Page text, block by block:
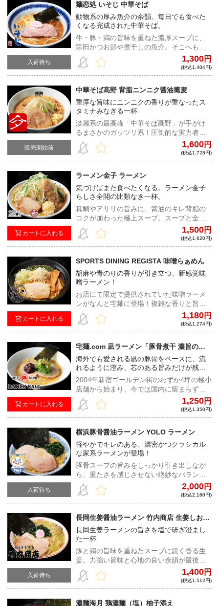
入荷待ち
麺恋処 いそじ 中華そば
動物系の厚み魚介の余韻。毎日でも食べた
くなる完成された中華そば。
牛・豚・鶏の旨味を重ねた濃厚スープに、
宗田かつお節や煮干しの魚介。そこへもち
もちの自家製麺が絡む、驚くほど飽きの来
ない一杯。
1,300円
(税込1,404円)
販売開始前
中華そば髙野 背脂ニンニク醤油蕎麦
重厚な旨味にニンニクの香りが重なったス
タミナみなぎる一杯
淡麗系の最高峰「中華そば髙野」が手がけ
るまさかのガッツリ系！圧倒的な実力者が
手掛けた迫力ある一杯は、ラーメン好きな
ら必食！
1,600円
(税込1,728円)
カートに入れる
ラーメン金子 ラーメン
気づけばまた食べたくなる。ラーメン金子
らしさ全開の比類なき一杯。
真鯛やアサリの旨みに、醤油のキレ背脂の
コクが加わった極上スープ。スープと全粒
粉入りのワシワシ縮れ麺が絡み合い、味・
ボリュームともに大満足必至！
1,500円
(税込1,620円)
カートに入れる
SPORTS DINING REGISTA 味噌らぁめん
胡麻や青のりの香りが引き立つ、新感覚味
噌ラーメン！
お店にて限定で提供されていた味噌ラーメ
ンがなんと宅麺に登場！複雑な香りと旨み
がきっとあなたを魅了する！REGISTAなら
ではの極上の味わいをご堪能あれ！
1,180円
(税込1,274円)
カートに入れる
宅麺.com 凪ラーメン「豚骨煮干 濃旨の
雫」
海外でも愛される凪の豚骨をベースに、流
れるように澄み、芯のある旨みだけが残る
一杯。
2004年新宿ゴールデン街のわずか4坪の極小
店舗から始まり、今では国内に留まらず、
海外50店舗以上を経営するほどの規模へ成
長。ラーメン業界で押しも押されぬ人気と
知名度を誇る『ラーメン凪』が監修し、ア
『凪ラーメン「豚骨煮干 濃旨の雫」』をイ
ラストカード付きでお届け！
1,250円
(税込1,350円)
入荷待ち
横浜豚骨醤油ラーメン YOLO ラーメン
軽やかでキレのある、濃密かつクラシカル
な家系ラーメンが登場！
豚骨スープの旨みをしっかり引き出しなが
ら、重たさを感じさせない絶妙なバランス
がYOLOの真骨頂。キレのあるカエシと酒井
製麺の中太麺が絡み合う、新進気鋭の家系
をご賞味あれ！
2,000円
(税込2,160円)
入荷待ち
長岡生姜醤油ラーメン 竹内商店 生姜しおラ
ーメン
長岡生姜ラーメンの旨さを塩で研ぎ澄まし
た一杯
豚と鶏の旨味を重ねたスープに鋭く香る生
姜。力強い旨味と心地の良い余韻が最後ま
で駆け抜ける"生姜しおラーメン"
1,400円
(税込1,512円)
濃麺海月 鶏濃麺（塩）柚子添え